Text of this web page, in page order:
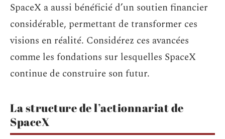
SpaceX a aussi bénéficié d’un soutien financier
considérable, permettant de transformer ces
visions en réalité. Considérez ces avancées
comme les fondations sur lesquelles SpaceX
continue de construire son futur.
La structure de l’actionnariat de
SpaceX